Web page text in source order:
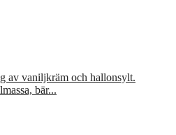
av vaniljkräm och hallonsylt.
bär...